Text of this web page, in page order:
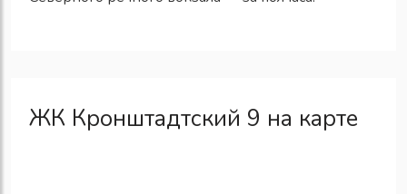
ЖК Кронштадтский 9 на карте